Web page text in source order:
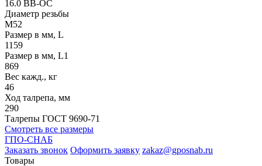
16.0 ВВ-ОС
Диаметр резьбы
М52
Размер в мм, L
1159
Размер в мм, L1
869
Вес кажд., кг
46
Ход талрепа, мм
290
Талрепы ГОСТ 9690-71
Смотреть все размеры
ГПО-СНАБ
Заказать звонок Оформить заявку zakaz@gposnab.ru
Товары